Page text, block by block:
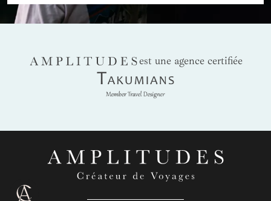
AMPLITUDES
est une agence certifiée
Takumians